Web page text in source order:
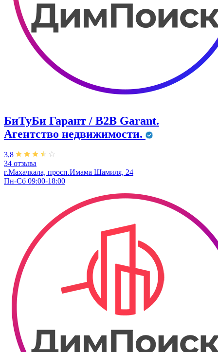
БиТуБи Гарант / B2B Garant.
Агентство недвижимости.
3,8
34 отзыва
г.Махачкала, просп.Имама ​Шамиля, 24
Пн-Сб 09:00-18:00